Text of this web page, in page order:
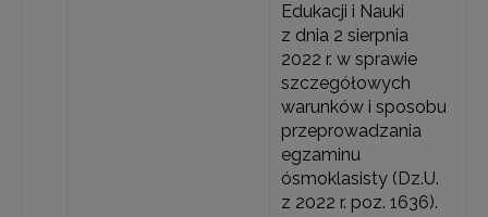
Edukacji i Nauki
z dnia 2 sierpnia
2022 r. w sprawie
szczegółowych
warunków i sposobu
przeprowadzania
egzaminu
ósmoklasisty (Dz.U.
z 2022 r. poz. 1636).